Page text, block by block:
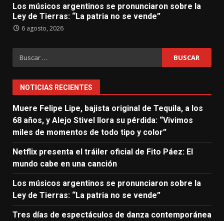
Los músicos argentinos se pronunciaron sobre la
Ley de Tierras: “La patria no se vende”
6 agosto, 2026
Buscar:
NOTICIAS RECIENTES
Muere Felipe Lipe, bajista original de Tequila, a los
68 años, y Alejo Stivel llora su pérdida: “Vivimos
miles de momentos de todo tipo y color”
Netflix presenta el tráiler oficial de Fito Páez: El
mundo cabe en una canción
Los músicos argentinos se pronunciaron sobre la
Ley de Tierras: “La patria no se vende”
Tres días de espectáculos de danza contemporánea